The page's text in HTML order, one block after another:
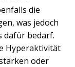
die
was jedoch
dafür bedarf.
Hyperaktivität
oder